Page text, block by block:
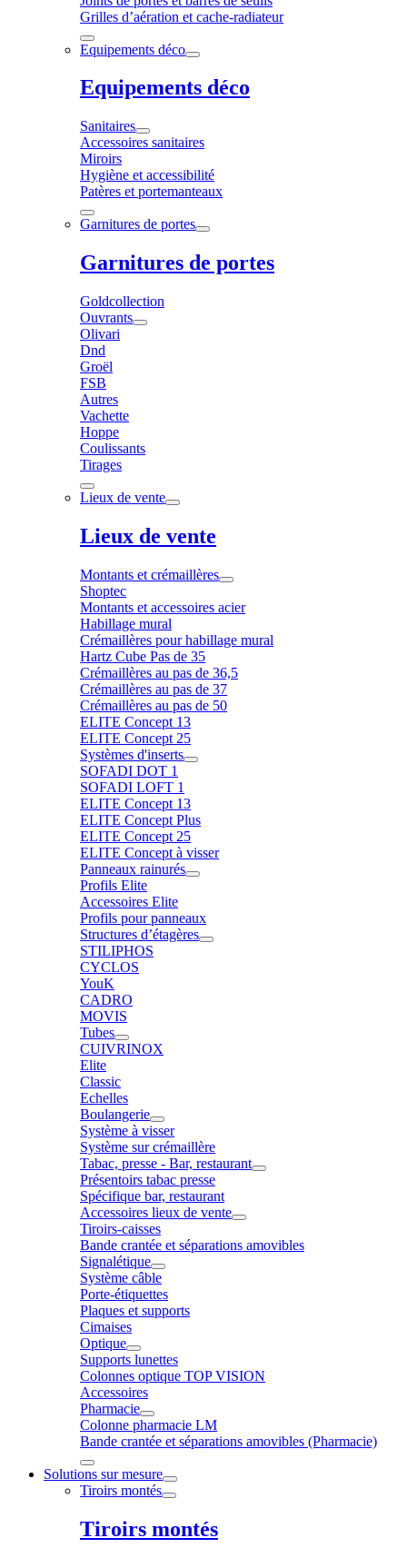
Grilles d’aération et cache-radiateur
Equipements déco
Equipements déco
Sanitaires
Accessoires sanitaires
Miroirs
Hygiène et accessibilité
Patères et portemanteaux
Garnitures de portes
Garnitures de portes
Goldcollection
Ouvrants
Olivari
Dnd
Groël
FSB
Autres
Vachette
Hoppe
Coulissants
Tirages
Lieux de vente
Lieux de vente
Montants et crémaillères
Shoptec
Montants et accessoires acier
Habillage mural
Crémaillères pour habillage mural
Hartz Cube Pas de 35
Crémaillères au pas de 36,5
Crémaillères au pas de 37
Crémaillères au pas de 50
ELITE Concept 13
ELITE Concept 25
Systèmes d'inserts
SOFADI DOT 1
SOFADI LOFT 1
ELITE Concept 13
ELITE Concept Plus
ELITE Concept 25
ELITE Concept à visser
Panneaux rainurés
Profils Elite
Accessoires Elite
Profils pour panneaux
Structures d’étagères
STILIPHOS
CYCLOS
YouK
CADRO
MOVIS
Tubes
CUIVRINOX
Elite
Classic
Echelles
Boulangerie
Système à visser
Système sur crémaillère
Tabac, presse - Bar, restaurant
Présentoirs tabac presse
Spécifique bar, restaurant
Accessoires lieux de vente
Tiroirs-caisses
Bande crantée et séparations amovibles
Signalétique
Système câble
Porte-étiquettes
Plaques et supports
Cimaises
Optique
Supports lunettes
Colonnes optique TOP VISION
Accessoires
Pharmacie
Colonne pharmacie LM
Bande crantée et séparations amovibles (Pharmacie)
Solutions sur mesure
Tiroirs montés
Tiroirs montés